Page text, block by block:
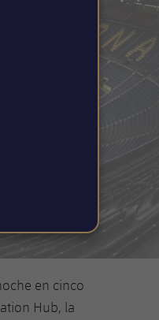
en cinco
Hub, la